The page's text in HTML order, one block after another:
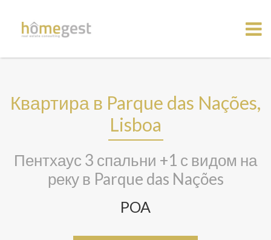
Квартира в Parque das Nações,
Lisboa
Пентхаус 3 спальни +1 с видом на
реку в Parque das Nações
POA